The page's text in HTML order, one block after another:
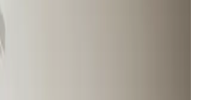
og kemikalier i
krav.